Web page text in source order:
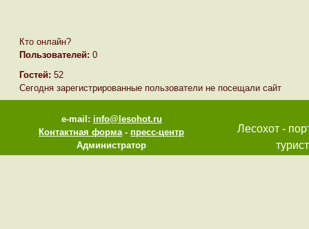
Кто онлайн?
Пользователей: 0
Гостей: 52
Сегодня зарегистрированные пользователи не посещали сайт
e-mail: info@lesohot.ru
Контактная форма-пресс-центр
Администратор
Лесохот -